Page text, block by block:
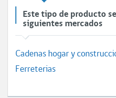
Este tipo de producto
siguientes mercados
Cadenas hogar y
Ferreterias